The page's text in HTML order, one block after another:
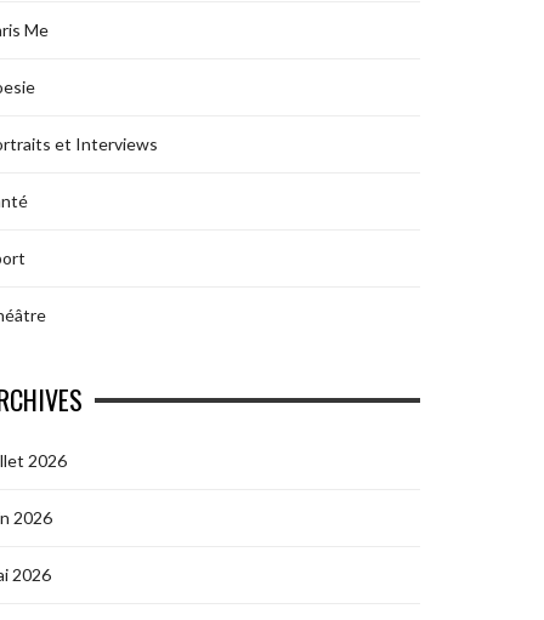
Me
et Interviews
2026
2026
2026